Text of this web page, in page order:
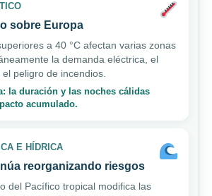
sobre Europa
a 40 °C afectan varias zonas
la demanda eléctrica, el
peligro de incendios.
la duración y las noches cálidas
acumulado.
E HÍDRICA
reorganizando riesgos
del Pacífico tropical modifica las